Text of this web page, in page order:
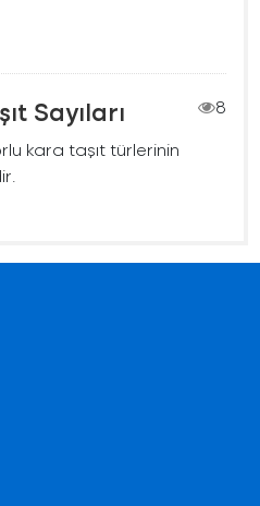
Sayıları
8
kara taşıt türlerinin